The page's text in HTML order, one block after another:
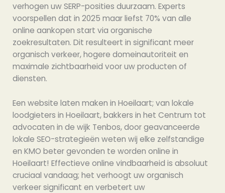
verhogen uw SERP-posities duurzaam. Experts
voorspellen dat in 2025 maar liefst 70% van alle
online aankopen start via organische
zoekresultaten. Dit resulteert in significant meer
organisch verkeer, hogere domeinautoriteit en
maximale zichtbaarheid voor uw producten of
diensten.
Een website laten maken in Hoeilaart; van lokale
loodgieters in Hoeilaart, bakkers in het Centrum tot
advocaten in de wijk Tenbos, door geavanceerde
lokale SEO-strategieën weten wij elke zelfstandige
en KMO beter gevonden te worden online in
Hoeilaart! Effectieve online vindbaarheid is absoluut
cruciaal vandaag; het verhoogt uw organisch
verkeer significant en verbetert uw